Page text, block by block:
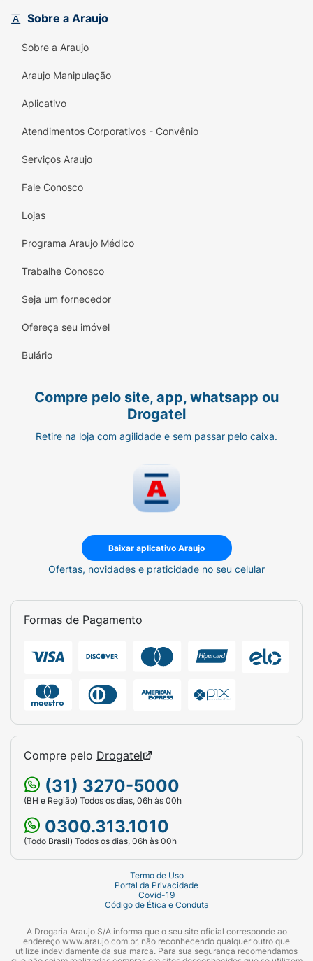
Experimente o Gel para Sobrancelha Ruby
Rose Brow Rise e sinta a diferença na sua
sobrancelhas incríveis e com um toque
profissional em cada aplicação!
Sobre a Araujo
Sobre a Araujo
Araujo Manipulação
Aplicativo
Atendimentos Corporativos - Convênio
Serviços Araujo
Fale Conosco
Lojas
Programa Araujo Médico
Trabalhe Conosco
Seja um fornecedor
Ofereça seu imóvel
Bulário
Compre pelo site, app, whatsapp ou
Drogatel
Retire na loja com agilidade e sem passar pelo caixa.
Baixar aplicativo Araujo
Ofertas, novidades e praticidade no seu celular
Formas de Pagamento
Compre pelo Drogatel
(31) 3270-5000
(BH e Região) Todos os dias, 06h às 00h
0300.313.1010
(Todo Brasil) Todos os dias, 06h às 00h
Termo de Uso
Portal da Privacidade
Covid-19
Código de Ética e Conduta
A Drogaria Araujo S/A informa que o seu site oficial corresponde ao
endereço www.araujo.com.br, não reconhecendo qualquer outro que
utilize indevidamente da sua marca. Para sua segurança recomendamos